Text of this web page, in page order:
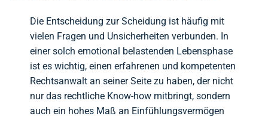
Die Entscheidung zur Scheidung ist häufig mit
vielen Fragen und Unsicherheiten verbunden. In
einer solch emotional belastenden Lebensphase
ist es wichtig, einen erfahrenen und kompetenten
Rechtsanwalt an seiner Seite zu haben, der nicht
nur das rechtliche Know-how mitbringt, sondern
auch ein hohes Maß an Einfühlungsvermögen